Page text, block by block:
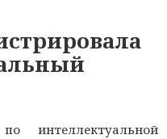
интеллектуальной